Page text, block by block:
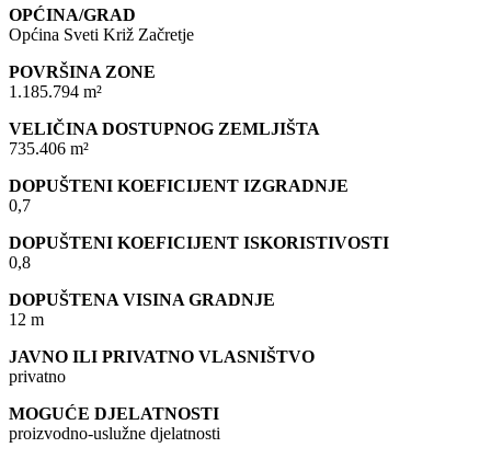
OPĆINA/GRAD
Općina Sveti Križ Začretje
POVRŠINA ZONE
1.185.794 m²
VELIČINA DOSTUPNOG ZEMLJIŠTA
735.406 m²
DOPUŠTENI KOEFICIJENT IZGRADNJE
0,7
DOPUŠTENI KOEFICIJENT ISKORISTIVOSTI
0,8
DOPUŠTENA VISINA GRADNJE
12 m
JAVNO ILI PRIVATNO VLASNIŠTVO
privatno
MOGUĆE DJELATNOSTI
proizvodno-uslužne djelatnosti